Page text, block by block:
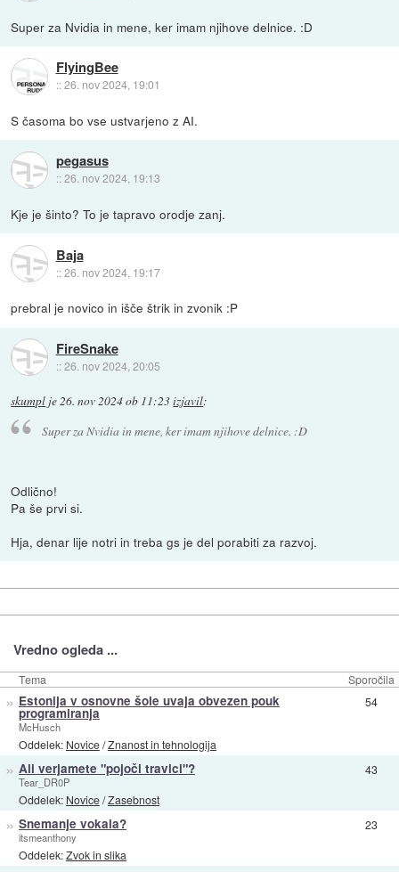
Super za Nvidia in mene, ker imam njihove delnice. :D
FlyingBee
::26. nov 2024, 19:01
S časoma bo vse ustvarjeno z AI.
pegasus
::26. nov 2024, 19:13
Kje je šinto? To je tapravo orodje zanj.
Baja
::26. nov 2024, 19:17
prebral je novico in išče štrik in zvonik :P
FireSnake
::26. nov 2024, 20:05
skumpl je26. nov 2024 ob 11:23izjavil:
Super za Nvidia in mene, ker imam njihove delnice. :D
Odlično!
Pa še prvi si.
Hja, denar lije notri in treba gs je del porabiti za razvoj.
Vredno ogleda ...
Tema Sporočila
» Estonija v osnovne šole uvaja obvezen pouk
programiranja
McHusch
Oddelek: Novice/Znanost in tehnologija
54
» Ali verjamete "pojoči travici"?
Tear_DR0P
Oddelek: Novice/Zasebnost
43
» Snemanje vokala?
itsmeanthony
Oddelek:Zvok in slika
23